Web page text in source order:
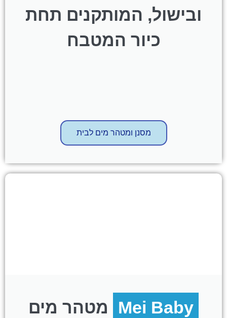
ובישול, המותקנים תחת
כיור המטבח
מסנן ומטהר מים לבית
Mei Baby
מטהר מים